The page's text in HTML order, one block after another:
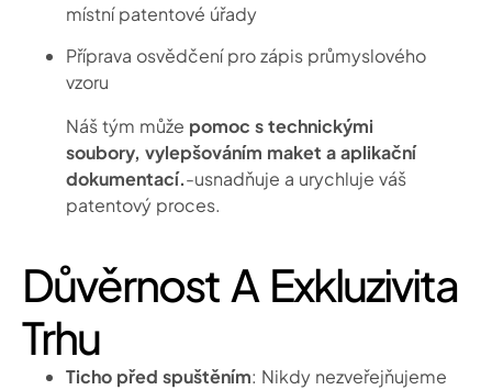
místní patentové úřady
Příprava osvědčení pro zápis průmyslového
vzoru
Náš tým může pomoc s technickými
soubory, vylepšováním maket a aplikační
dokumentací.-usnadňuje a urychluje váš
patentový proces.
Důvěrnost A Exkluzivita
Trhu
Ticho před spuštěním: Nikdy nezveřejňujeme